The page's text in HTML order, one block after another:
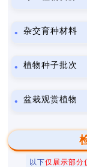
杂交育种材料
植物种子批次
盆栽观赏植物
以下仅展示部分